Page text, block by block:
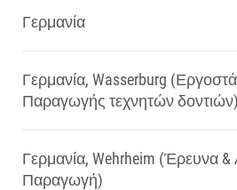
ΚΕΝΤΡΙΚΗ
ΚΕΝΤΡΙΚΗ
ΝΟΤΙΑ
Γερμανία
Γερμανία, Wasserburg
Παραγωγής τεχνητών δοντιών)
Γερμανία, Wehrheim (Έρευνα
Παραγωγή)